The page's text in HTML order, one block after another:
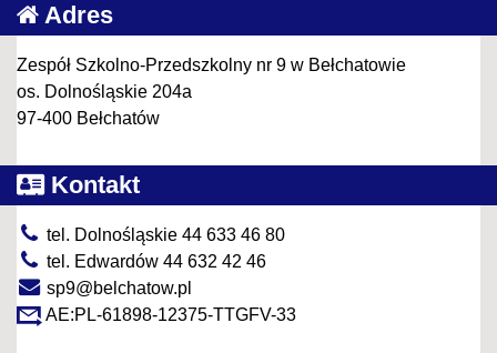
Adres
Zespół Szkolno-Przedszkolny nr 9 w Bełchatowie
os. Dolnośląskie 204a
97-400 Bełchatów
Kontakt
tel. Dolnośląskie 44 633 46 80
tel. Edwardów 44 632 42 46
sp9@belchatow.pl
AE:PL-61898-12375-TTGFV-33